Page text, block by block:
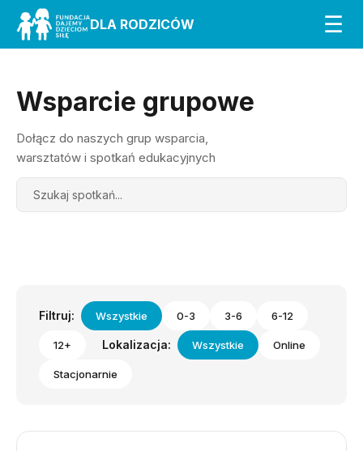
DLA RODZICÓW ☰
Wsparcie grupowe
Dołącz do naszych grup wsparcia,
warsztatów i spotkań edukacyjnych
Search
Filtruj: Wszystkie 0-3 3-6 6-12
12+ Lokalizacja: Wszystkie Online
Stacjonarnie